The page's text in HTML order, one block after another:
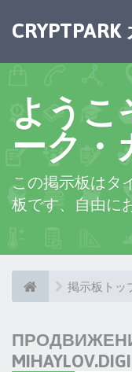
CRYPTPARK
ようこ
ーク・
この掲示板はタ
板です、自由に
掲示板トッ